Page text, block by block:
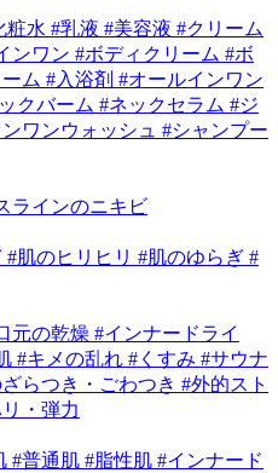
粧水 #乳液 #美容液 #クリーム
ンワン #ボディクリーム #ボ
ム #入浴剤 #オールインワン
クバーム #ネックセラム #ジ
ワンウォッシュ #シャンプー
ラインのニキビ
#肌のヒリヒリ #肌のゆらぎ #
元の乾燥 #インナードライ
#キメの乱れ # くすみ #サウナ
らつき・ごわつき #外的スト
・弾力
#普通肌 #脂性肌 #インナード